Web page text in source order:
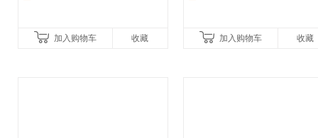
加入购物车 收藏 加入购物车 收藏